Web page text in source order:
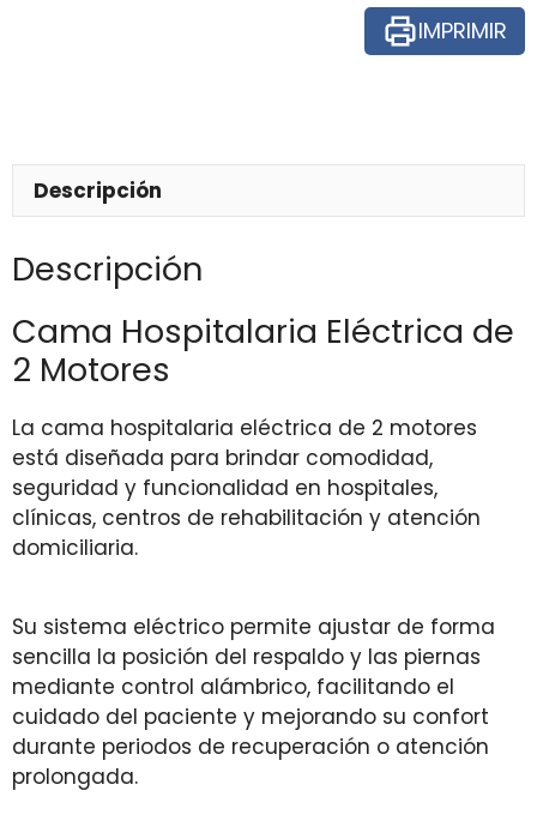
IMPRIMIR
Descripción
Descripción
Cama Hospitalaria Eléctrica de
2 Motores
La cama hospitalaria eléctrica de 2 motores
está diseñada para brindar comodidad,
seguridad y funcionalidad en hospitales,
clínicas, centros de rehabilitación y atención
domiciliaria.
Su sistema eléctrico permite ajustar de forma
sencilla la posición del respaldo y las piernas
mediante control alámbrico, facilitando el
cuidado del paciente y mejorando su confort
durante periodos de recuperación o atención
prolongada.